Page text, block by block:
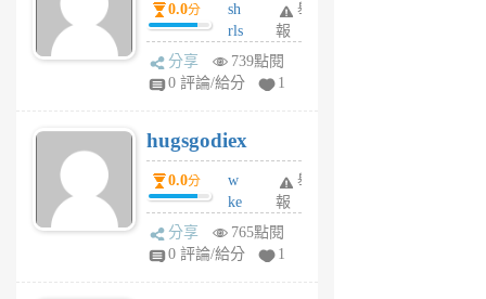
月
前
0.0分
sh
rls
k
m
6
個
月
前
舉
報
分享
739點閱
0 評論/給分
1
hugsgodiex
0.0分
w
ke
rv
pj
舉
報
分享
765點閱
0 評論/給分
1